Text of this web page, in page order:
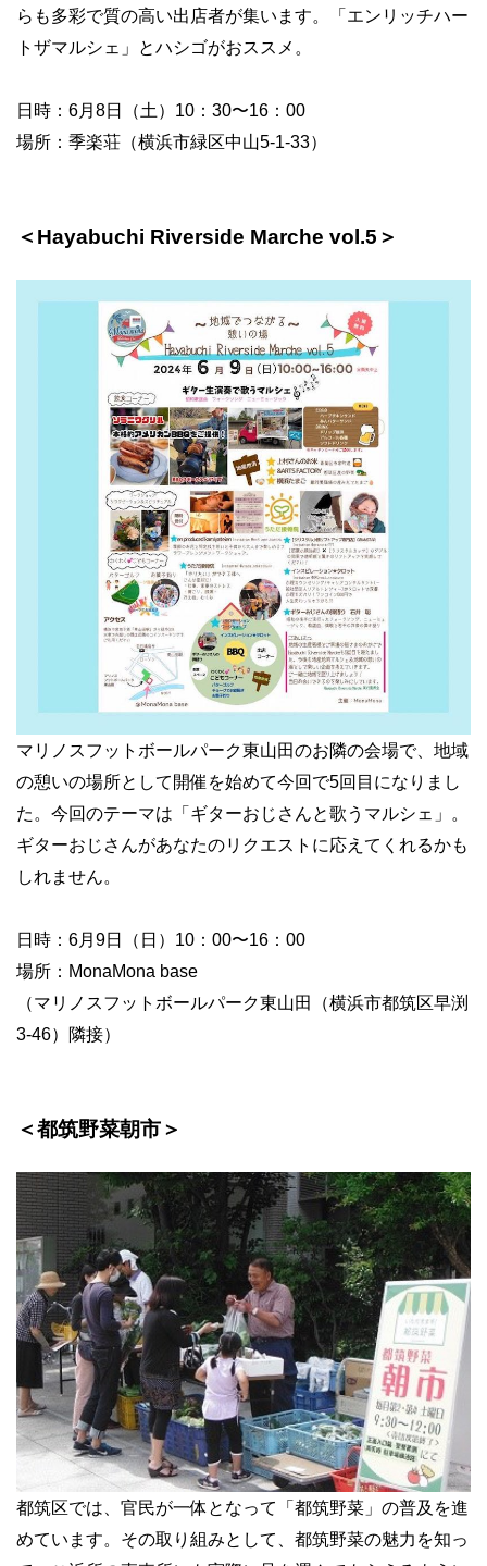
らも多彩で質の高い出店者が集います。「エンリッチハー
トザマルシェ」とハシゴがおススメ。
日時：6月8日（土）10：30〜16：00
場所：季楽荘（横浜市緑区中山5-1-33）
＜Hayabuchi Riverside Marche vol.5＞
マリノスフットボールパーク東山田のお隣の会場で、地域
の憩いの場所として開催を始めて今回で5回目になりまし
た。今回のテーマは「ギターおじさんと歌うマルシェ」。
ギターおじさんがあなたのリクエストに応えてくれるかも
しれません。
日時：6月9日（日）10：00〜16：00
場所：MonaMona base
（マリノスフットボールパーク東山田（横浜市都筑区早渕
3-46）隣接）
＜都筑野菜朝市＞
都筑区では、官民が一体となって「都筑野菜」の普及を進
めています。その取り組みとして、都筑野菜の魅力を知っ